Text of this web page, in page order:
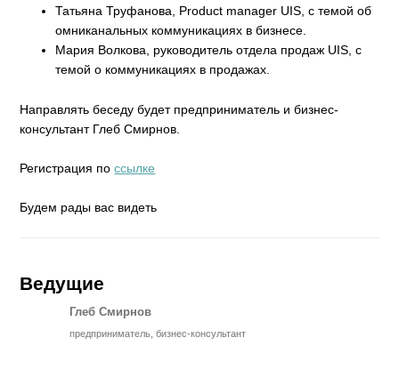
Татьяна Труфанова, Product manager UIS, с темой об
омниканальных коммуникациях в бизнесе.
Мария Волкова, руководитель отдела продаж UIS, с
темой о коммуникациях в продажах.
Направлять беседу будет предприниматель и бизнес-
консультант Глеб Смирнов.
Регистрация поссылке
Будем рады вас видеть
Ведущие
Глеб Смирнов
предприниматель, бизнес-консультант